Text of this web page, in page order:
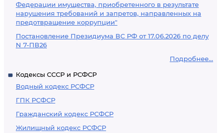
Федерации имущества, приобретенного в результате
нарушения требований и запретов, направленных на
предотвращение коррупции"
Постановление Президиума ВС РФ от 17.06.2026 по делу
N 7-ПВ26
Подробнее...
Кодексы СССР и РСФСР
Водный кодекс РСФСР
ГПК РСФСР
Гражданский кодекс РСФСР
Жилищный кодекс РСФСР